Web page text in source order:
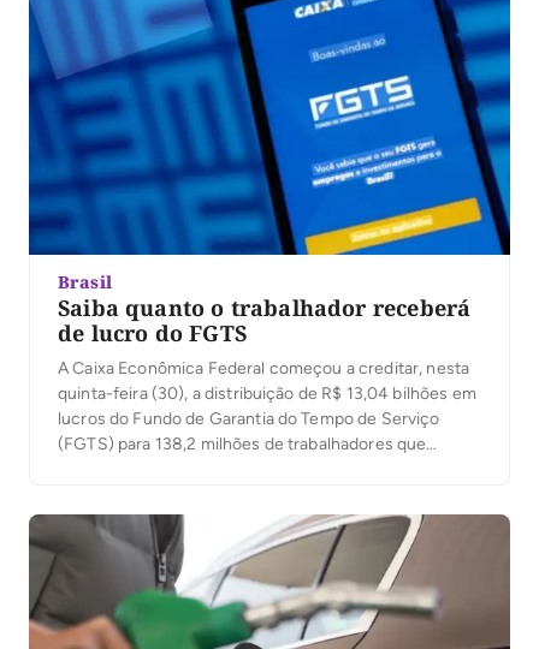
Brasil
Saiba quanto o trabalhador receberá
de lucro do FGTS
A Caixa Econômica Federal começou a creditar, nesta
quinta-feira (30), a distribuição de R$ 13,04 bilhões em
lucros do Fundo de Garantia do Tempo de Serviço
(FGTS) para 138,2 milhões de trabalhadores que
registrado pelo FGTS no […]